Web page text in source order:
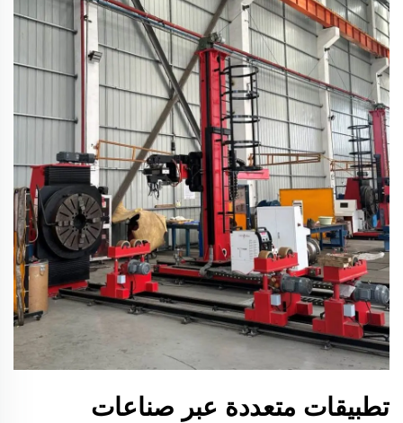
تطبيقات متعددة عبر صناعات